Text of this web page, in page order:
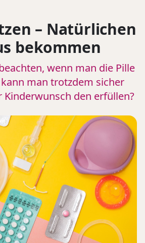
– Natürlichen
bekommen
wenn man die Pille
man trotzdem sicher
Kinderwunsch den erfüllen?